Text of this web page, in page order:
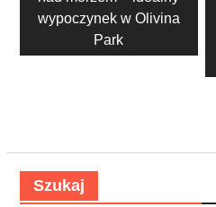
wypoczynek w Olivina
Park
Szukaj